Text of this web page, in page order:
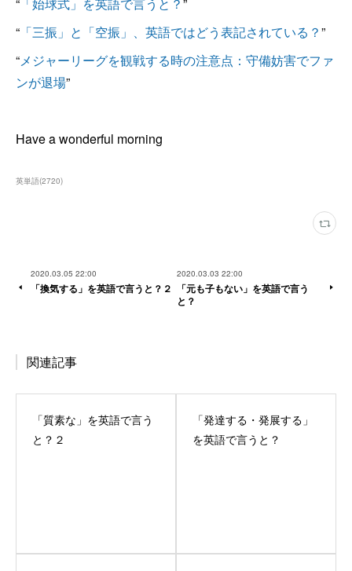
“ 「三振」と「空振」、英語ではどう表記されている？”
“メジャーリーグを観戦する時の注意点：守備妨害でファ
ンが退場”
Have a wonderful morning
英単語(2720)
2020.03.05 22:00
「換気する」を英語で言うと？２
2020.03.03 22:00
「元も子もない」を英語で言う
と？
関連記事
「質素な」を英語で言う
と？２
「発達する・発展する」
を英語で言うと？